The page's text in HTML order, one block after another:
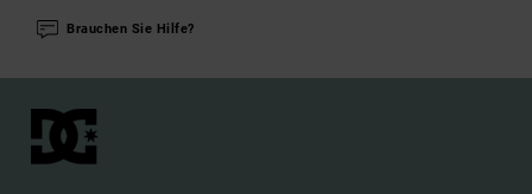
Brauchen Sie Hilfe?